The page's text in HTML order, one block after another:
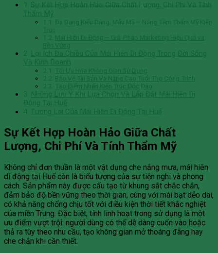
Sự Kết Hợp Hoàn Hảo Giữa Chất Lượng, Chi Phí Và Tính
Thẩm Mỹ
Đa Dạng Kiểu Dáng, Mẫu Mã – Nâng Tầm Thẩm Mỹ Kiến
Trúc
Mái Hiên Di Động – Giải Pháp Marketing Hiệu Quả và
Bền Vững
Lợi Ích Đa Chiều Của Mái Hiên Di Động Trong Đời Sống
Và Kinh Doanh
Tối Ưu Hóa Không Gian Sử Dụng
Bảo Vệ Tài Sản Và Nâng Cao Tuổi Thọ Công Trình
Tạo Điểm Nhấn Kiến Trúc Độc Đáo
Những Lưu Ý Khi Lựa Chọn Và Lắp Đặt Mái Hiên Di
Động Tại Huế
Tương Lai Của Mái Hiên Di Động Tại Huế
Sự Kết Hợp Hoàn Hảo Giữa Chất
Lượng, Chi Phí Và Tính Thẩm Mỹ
Không chỉ đơn thuần là một vật dụng che nắng mưa, mái hiên
di động tại Huế còn là biểu tượng của sự tiện nghi và phong
cách. Sản phẩm này được cấu tạo từ khung sắt chắc chắn,
đảm bảo độ bền vững theo thời gian, cùng với mái bạt dẻo dai,
có khả năng chống chịu tốt với điều kiện thời tiết khắc nghiệt
của miền Trung. Đặc biệt, tính linh hoạt trong sử dụng là một
ưu điểm vượt trội: người dùng có thể dễ dàng cuốn vào hoặc
thả ra tùy theo nhu cầu, tạo không gian mở thoáng đãng hay
che chắn khi cần thiết.